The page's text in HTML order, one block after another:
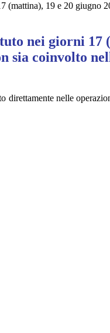
(mattina), 19 e 20 giugno
nei giorni 17
sia coinvolto
nelle